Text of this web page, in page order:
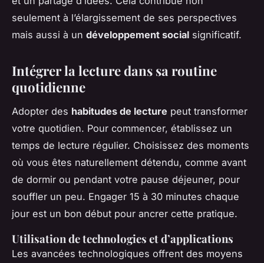
seulement à l’élargissement de ses perspectives
mais aussi à un développement social significatif.
Intégrer la lecture dans sa routine
quotidienne
Adopter des habitudes de lecture peut transformer
votre quotidien. Pour commencer, établissez un
temps de lecture régulier. Choisissez des moments
où vous êtes naturellement détendu, comme avant
de dormir ou pendant votre pause déjeuner, pour
souffler un peu. Engager 15 à 30 minutes chaque
jour est un bon début pour ancrer cette pratique.
Utilisation de technologies et d’applications
Les avancées technologiques offrent des moyens